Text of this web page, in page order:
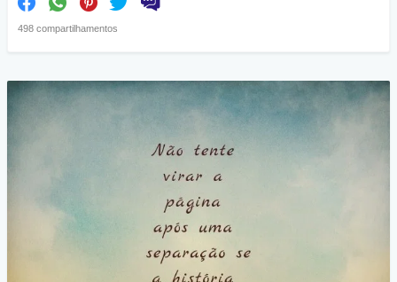
498 compartilhamentos